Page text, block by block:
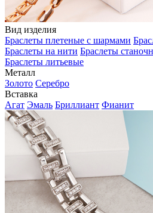
Вид изделия
Браслеты плетеные с шармами
Браслеты на нити Браслеты
Браслеты литьевые
Металл
Золото Серебро
Вставка
Агат Эмаль Бриллиант Фианит